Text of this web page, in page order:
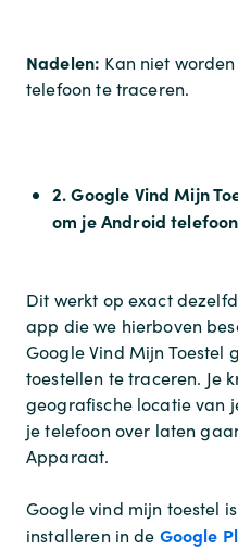
Nadelen: Kan niet
telefoon te traceren.
2. Google Vind Mijn
om je Android
Dit werkt op exact
app die we hierboven
Google Vind Mijn Toestel
toestellen te traceren. Je
geografische locatie van
je telefoon over laten
Apparaat.
Google vind mijn toestel
installeren in de Google